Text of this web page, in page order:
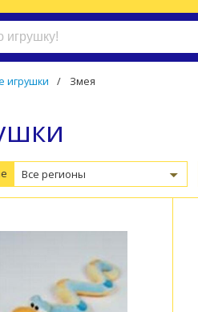
игрушки / Змея
Все регионы